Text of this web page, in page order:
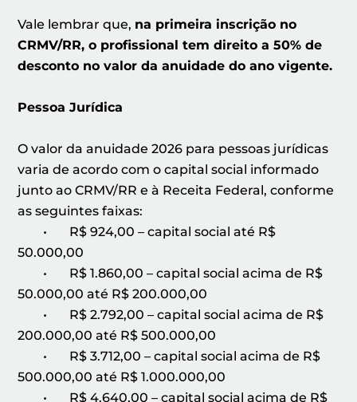
Vale lembrar que, na primeira inscrição no
CRMV/RR, o profissional tem direito a 50% de
desconto no valor da anuidade do ano vigente.
Pessoa Jurídica
O valor da anuidade 2026 para pessoas jurídicas
varia de acordo com o capital social informado
junto ao CRMV/RR e à Receita Federal, conforme
as seguintes faixas:
• R$ 924,00 – capital social até R$
50.000,00
• R$ 1.860,00 – capital social acima de R$
50.000,00 até R$ 200.000,00
• R$ 2.792,00 – capital social acima de R$
200.000,00 até R$ 500.000,00
• R$ 3.712,00 – capital social acima de R$
500.000,00 até R$ 1.000.000,00
• R$ 4.640,00 – capital social acima de R$